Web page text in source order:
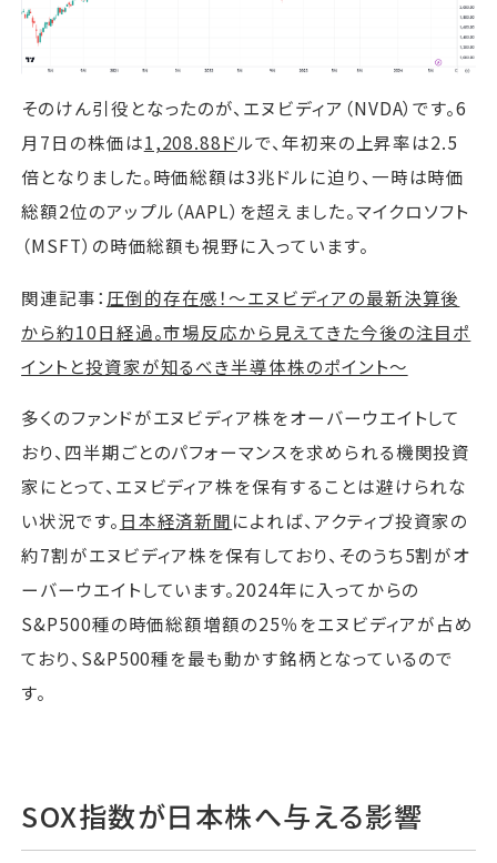
そのけん引役となったのが、エヌビディア（NVDA）です。6
月7日の株価は1,208.88ドルで、年初来の上昇率は2.5
倍となりました。時価総額は3兆ドルに迫り、一時は時価
総額2位のアップル（AAPL）を超えました。マイクロソフト
（MSFT）の時価総額も視野に入っています。
関連記事： 圧倒的存在感！〜エヌビディアの最新決算後
から約10日経過。市場反応から見えてきた今後の注目ポ
イントと投資家が知るべき半導体株のポイント〜
多くのファンドがエヌビディア株をオーバーウエイトして
おり、四半期ごとのパフォーマンスを求められる機関投資
家にとって、エヌビディア株を保有することは避けられな
い状況です。 日本経済新聞によれば、アクティブ投資家の
約7割がエヌビディア株を保有しており、そのうち5割がオ
ーバーウエイトしています。2024年に入ってからの
S&P500種の時価総額増額の25％をエヌビディアが占め
ており、S&P500種を最も動かす銘柄となっているので
す。
SOX指数が日本株へ与える影響